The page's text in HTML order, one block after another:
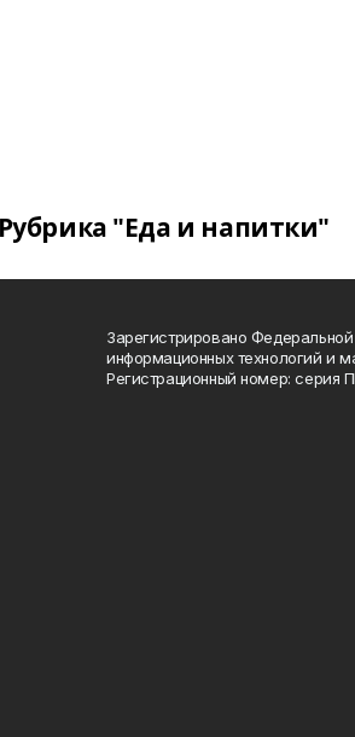
Рубрика "Еда и напитки"
Зарегистрировано
информационных технологий
Регистрационный номер: серия